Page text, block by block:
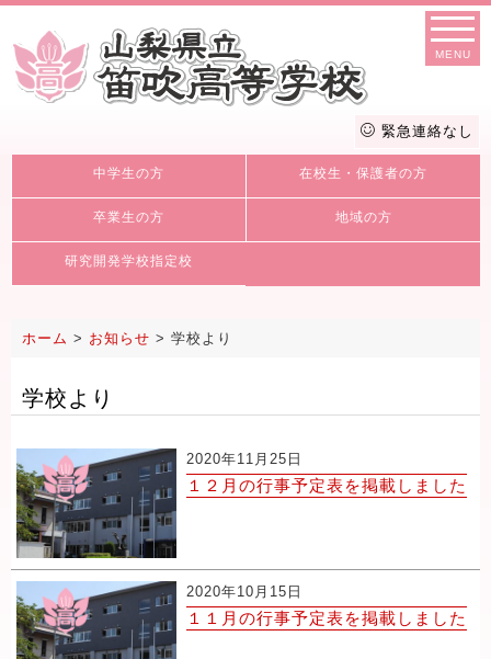
MENU
緊急連絡なし
中学生の方 在校生・保護者の方
卒業生の方 地域の方
研究開発学校指定校
ホーム > お知らせ > 学校より
学校より
2020年11月25日
１２月の行事予定表を掲載しました
2020年10月15日
１１月の行事予定表を掲載しました